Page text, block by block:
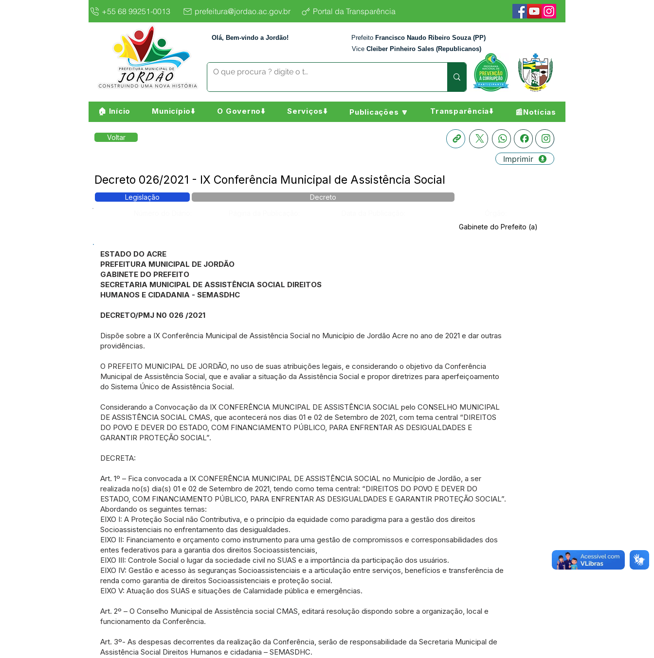
+55 68 99251-0013 prefeitura@jordao.ac.gov.br Portal da Transparência
Olá, Bem-vindo a Jordão! Prefeito Francisco Naudo Ribeiro Souza (PP)
Vice Cleiber Pinheiro Sales (Republicanos)
🏠 Início Município⬇️ O Governo⬇️ Serviços⬇️ Publicações 🔽 Transparência⬇️ 📰Notícias
Voltar
Imprimir
Decreto 026/2021 - IX Conferência Municipal de Assistência Social
Legislação
Decreto
Gabinete do Prefeito (a)
ESTADO DO ACRE
PREFEITURA MUNICIPAL DE JORDÃO
GABINETE DO PREFEITO
SECRETARIA MUNICIPAL DE ASSISTÊNCIA SOCIAL DIREITOS
HUMANOS E CIDADANIA - SEMASDHC
DECRETO/PMJ N0 026 /2021
Dispõe sobre a IX Conferência Municipal de Assistência Social no Município de Jordão Acre no ano de 2021 e dar outras
providências.
O PREFEITO MUNICIPAL DE JORDÃO, no uso de suas atribuições legais, e considerando o objetivo da Conferência
Municipal de Assistência Social, que e avaliar a situação da Assistência Social e propor diretrizes para aperfeiçoamento
do Sistema Único de Assistência Social.
Considerando a Convocação da IX CONFERÊNCIA MUNCIPAL DE ASSISTÊNCIA SOCIAL pelo CONSELHO MUNICIPAL
DE ASSISTÊNCIA SOCIAL CMAS, que acontecerá nos dias 01 e 02 de Setembro de 2021, com tema central “DIREITOS
DO POVO E DEVER DO ESTADO, COM FINANCIAMENTO PÚBLICO, PARA ENFRENTAR AS DESIGUALDADES E
GARANTIR PROTEÇÃO SOCIAL”.
DECRETA:
Art. 1º – Fica convocada a IX CONFERÊNCIA MUNICIPAL DE ASSISTÊNCIA SOCIAL no Município de Jordão, a ser
realizada no(s) dia(s) 01 e 02 de Setembro de 2021, tendo como tema central: “DIREITOS DO POVO E DEVER DO
ESTADO, COM FINANCIAMENTO PÚBLICO, PARA ENFRENTAR AS DESIGUALDADES E GARANTIR PROTEÇÃO SOCIAL”.
Abordando os seguintes temas:
EIXO I: A Proteção Social não Contributiva, e o princípio da equidade como paradigma para a gestão dos direitos
Socioassistenciais no enfrentamento das desigualdades.
EIXO II: Financiamento e orçamento como instrumento para uma gestão de compromissos e corresponsabilidades dos
entes federativos para a garantia dos direitos Socioassistenciais,
EIXO III: Controle Social o lugar da sociedade civil no SUAS e a importância da participação dos usuários.
EIXO IV: Gestão e acesso às seguranças Socioassistenciais e a articulação entre serviços, benefícios e transferência de
renda como garantia de direitos Socioassistenciais e proteção social.
EIXO V: Atuação dos SUAS e situações de Calamidade pública e emergências.
Art. 2º – O Conselho Municipal de Assistência social CMAS, editará resolução dispondo sobre a organização, local e
funcionamento da Conferência.
Art. 3º- As despesas decorrentes da realização da Conferência, serão de responsabilidade da Secretaria Municipal de
Assistência Social Direitos Humanos e cidadania – SEMASDHC.